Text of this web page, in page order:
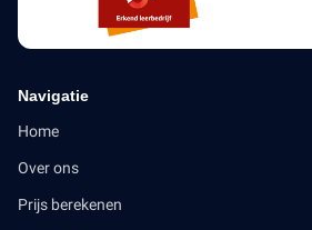
Navigatie
Home
Over ons
Prijs berekenen